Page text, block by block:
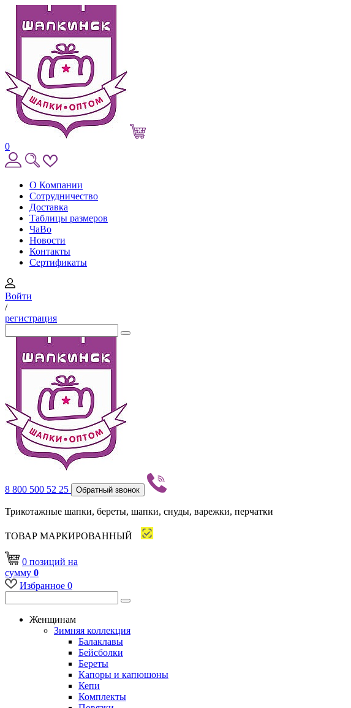
0
О Компании
Сотрудничество
Доставка
Таблицы размеров
ЧаВо
Новости
Контакты
Сертификаты
Войти
/
регистрация
8 800 500 52 25 Обратный звонок
Трикотажные шапки, береты, шапки, снуды, варежки, перчатки
ТОВАР МАРКИРОВАННЫЙ
0 позиций на
сумму 0
Избранное 0
Женщинам
Зимняя коллекция
Балаклавы
Бейсболки
Береты
Капоры и капюшоны
Кепи
Комплекты